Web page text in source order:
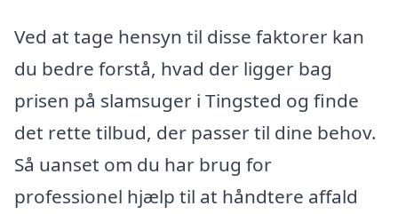
Ved at tage hensyn til disse faktorer kan
du bedre forstå, hvad der ligger bag
prisen på slamsuger i Tingsted og finde
det rette tilbud, der passer til dine behov.
Så uanset om du har brug for
professionel hjælp til at håndtere affald